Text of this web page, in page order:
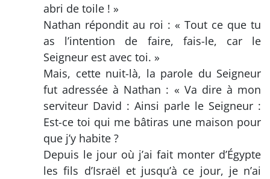
abri de toile ! »
Nathan répondit au roi : « Tout ce que tu
as l’intention de faire, fais-le, car le
Seigneur est avec toi. »
Mais, cette nuit-là, la parole du Seigneur
fut adressée à Nathan : « Va dire à mon
serviteur David : Ainsi parle le Seigneur :
Est-ce toi qui me bâtiras une maison pour
que j’y habite ?
Depuis le jour où j’ai fait monter d’Égypte
les fils d’Israël et jusqu’à ce jour, je n’ai